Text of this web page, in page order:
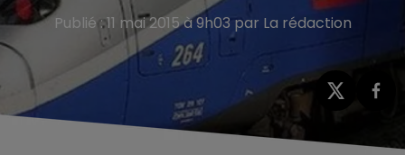
Publié : 11 mai 2015 à 9h03 par La rédaction